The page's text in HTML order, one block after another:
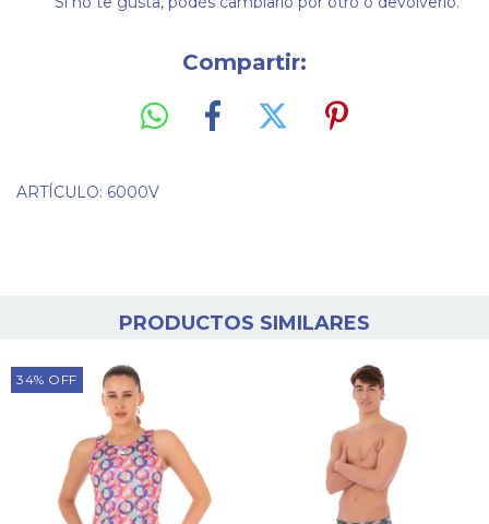
Compartir:
ARTÍCULO: 6000V
PRODUCTOS SIMILARES
34% OFF